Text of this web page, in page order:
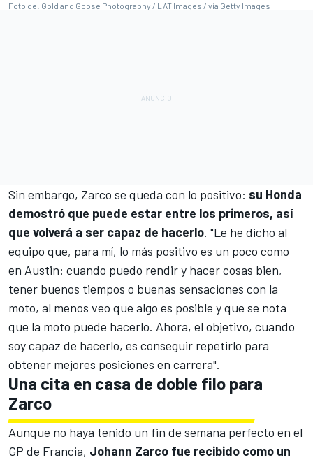
Foto de: Gold and Goose Photography / LAT Images / vía Getty Images
Sin embargo, Zarco se queda con lo positivo: su Honda
demostró que puede estar entre los primeros, así
que volverá a ser capaz de hacerlo. "Le he dicho al
equipo que, para mí, lo más positivo es un poco como
en Austin: cuando puedo rendir y hacer cosas bien,
tener buenos tiempos o buenas sensaciones con la
moto, al menos veo que algo es posible y que se nota
que la moto puede hacerlo. Ahora, el objetivo, cuando
soy capaz de hacerlo, es conseguir repetirlo para
obtener mejores posiciones en carrera".
Una cita en casa de doble filo para
Zarco
Aunque no haya tenido un fin de semana perfecto en el
GP de Francia, Johann Zarco fue recibido como un